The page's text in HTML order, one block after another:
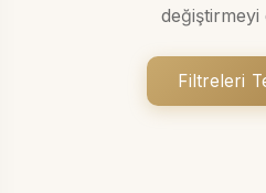
değiştirmeyi
Filtreleri